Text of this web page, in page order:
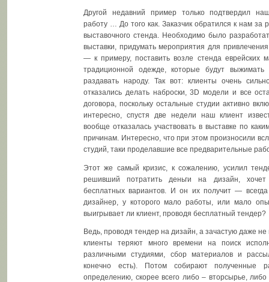
Другой недавний пример только подтвердил
работу … До того как. Заказчик обратился к нам за
выставочного стенда. Необходимо было
выставки, придумать мероприятия для
— к примеру, поставить возле стенда еврейских
традиционной одежде, которые будут
раздавать народу. Так вот: клиенты очень
отказались делать наброски, 3D модели и все
договора, поскольку остальные студии активно
интересно, спустя две недели наш клиент
вообще отказалась участвовать в выставке по
причинам. Интересно, что при этом произносили
студий, таки проделавшие все предварительные
Этот же самый кризис, к сожалению, усилил
решивший потратить деньги на дизайн, хочет
бесплатных вариантов. И он их получит —
дизайнер, у которого мало работы, или мало
выигрывает ли клиент, проводя бесплатный тендер?
Ведь, проводя тендер на дизайн, а зачастую даже
клиенты теряют много времени на поиск
различными студиями, сбор материалов и
конечно есть). Потом собирают полученные
определению, скорее всего либо – вторсырье,